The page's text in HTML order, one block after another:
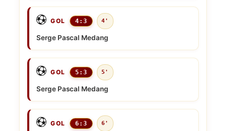
GOL 4:3 4'
Serge Pascal Medang
GOL 5:3 5'
Serge Pascal Medang
GOL 6:3 6'